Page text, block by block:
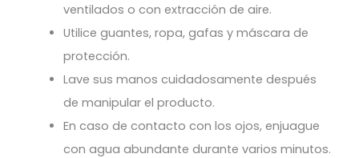
ventilados o con extracción de aire.
Utilice guantes, ropa, gafas y máscara de
protección.
Lave sus manos cuidadosamente después
de manipular el producto.
En caso de contacto con los ojos, enjuague
con agua abundante durante varios minutos.